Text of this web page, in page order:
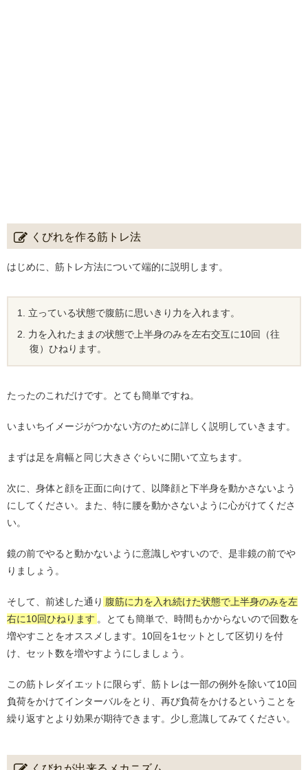
くびれを作る筋トレ法
はじめに、筋トレ方法について端的に説明します。
立っている状態で腹筋に思いきり力を入れます。
力を入れたままの状態で上半身のみを左右交互に10回（往
復）ひねります。
たったのこれだけです。とても簡単ですね。
いまいちイメージがつかない方のために詳しく説明していきます。
まずは足を肩幅と同じ大きさぐらいに開いて立ちます。
次に、身体と顔を正面に向けて、以降顔と下半身を動かさないよう
にしてください。また、特に腰を動かさないように心がけてくださ
い。
鏡の前でやると動かないように意識しやすいので、是非鏡の前でや
りましょう。
そして、前述した通り 腹筋に力を入れ続けた状態で上半身のみを左
右に10回ひねります 。とても簡単で、時間もかからないので回数を
増やすことをオススメします。10回を1セットとして区切りを付
け、セット数を増やすようにしましょう。
この筋トレダイエットに限らず、筋トレは一部の例外を除いて10回
負荷をかけてインターバルをとり、再び負荷をかけるということを
繰り返すとより効果が期待できます。少し意識してみてください。